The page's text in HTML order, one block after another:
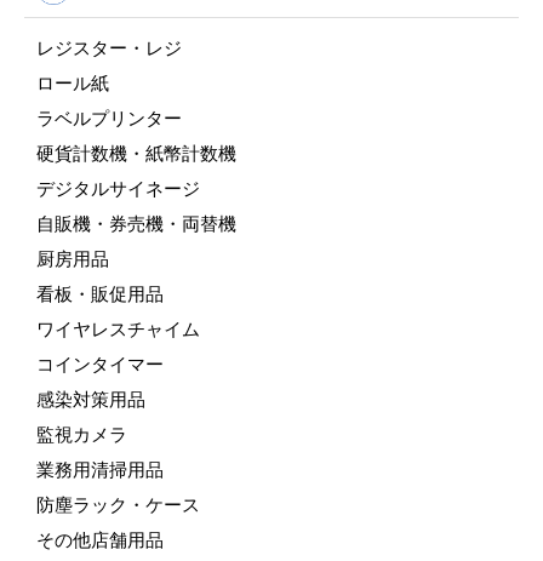
レジスター・レジ
ロール紙
ラベルプリンター
硬貨計数機・紙幣計数機
デジタルサイネージ
自販機・券売機・両替機
厨房用品
看板・販促用品
ワイヤレスチャイム
コインタイマー
感染対策用品
監視カメラ
業務用清掃用品
防塵ラック・ケース
その他店舗用品